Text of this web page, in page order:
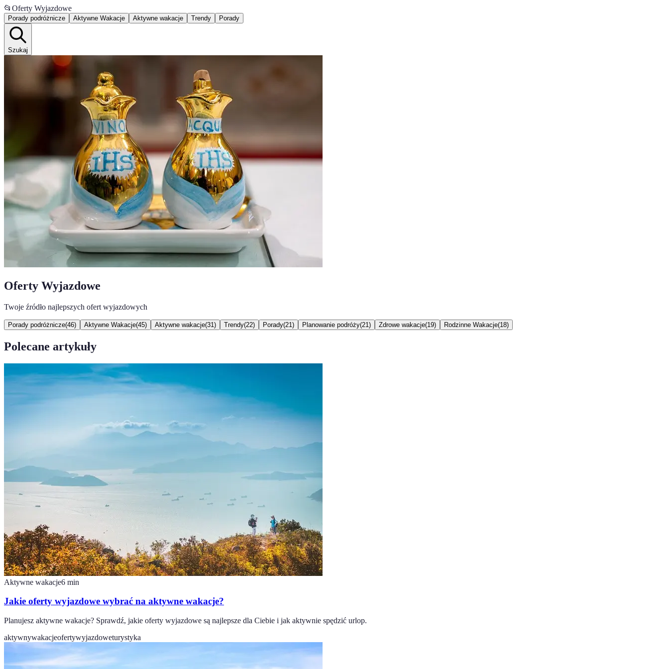
📂 Oferty Wyjazdowe
Porady podróżnicze Aktywne Wakacje Aktywne wakacje Trendy Porady
Szukaj
Oferty Wyjazdowe
Twoje źródło najlepszych ofert wyjazdowych
Porady podróżnicze(46) Aktywne Wakacje(45) Aktywne wakacje(31 ) Trendy(22) Porady(21 ) Planowanie podróży(21 ) Zdrowe wakacje(19) Rodzinne Wakacje(18)
Polecane artykuły
Aktywne wakacje6 min
Jakie oferty wyjazdowe wybrać na aktywne wakacje?
Planujesz aktywne wakacje? Sprawdź, jakie oferty wyjazdowe są najlepsze dla Ciebie i jak aktywnie spędzić urlop.
aktywnywakacjeofertywyjazdoweturystyka